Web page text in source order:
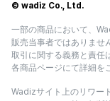
© wadiz Co., Ltd.
一部の商品において、
販売当事者ではありませ
取引に関する義務と責任
各商品ページにて詳細を
Wadizサイト上のリワー